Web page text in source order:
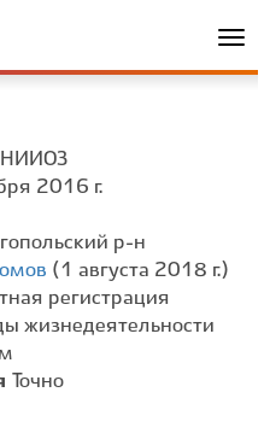
2016 г.
р-н
(1 августа 2018 г.)
регистрация
жизнедеятельности
Точно